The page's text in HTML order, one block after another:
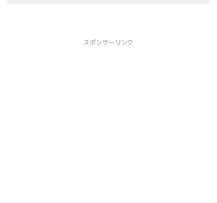
スポンサーリンク